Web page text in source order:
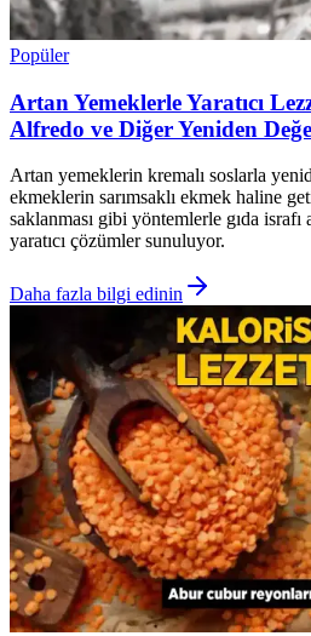
Popüler
Artan Yemeklerle Yaratıcı
Alfredo ve Diğer Yeniden
Artan yemeklerin kremalı soslarla
ekmeklerin sarımsaklı ekmek haline
saklanması gibi yöntemlerle gıda
yaratıcı çözümler sunuluyor.
Daha fazla bilgi edinin